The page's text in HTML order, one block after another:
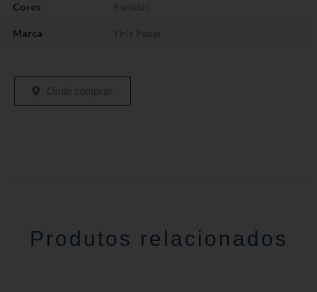
Cores Sortidas.
Marca Yin's Paper
Onde comprar
Produtos relacionados